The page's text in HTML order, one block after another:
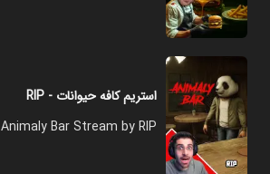
استریم کافه حیوانات - RIP
Animaly Bar Stream by RIP